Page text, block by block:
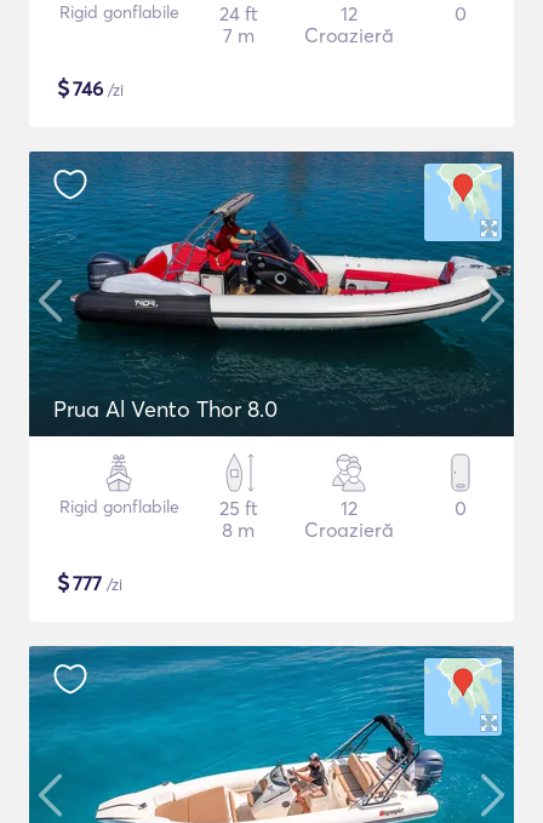
Rigid gonflabile
24 ft
7 m
12
Croazieră
0
$746 /zi
Prua Al Vento Thor 8.0
Rigid gonflabile
25 ft
8 m
12
Croazieră
0
$777 /zi